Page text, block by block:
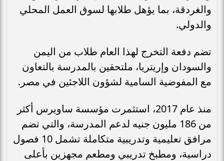
والغردقة، بما يؤهل طلابها لسوق العمل المحلي
والدولي.
تضم دفعة التخرج لهذا العام طلاب من اليمن
والسودان وإريتريا، ملتحقين بالمدرسة بالتعاون
مع المفوضية السامية لشؤون اللاجئين في مصر.
منذ عام 2017، استثمرت مؤسسة ساويرس أكثر
من 186 مليون جنيه لدعم المدرسة، والتي تضم
مرافق تعليمية وتدريبية متكاملة تشمل 10 فصول
دراسية، ومطبخ تدريبي ومطعم مجهزين بأعلى